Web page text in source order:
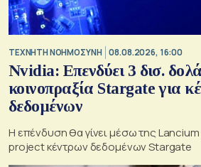
TΕΧΝΗΤΗ ΝΟΗΜΟΣΥΝΗ 08.08.2026, 16:00
Nvidia: Επενδύει 3 δισ.
κοινοπραξία Stargate για
δεδομένων
Η επένδυση θα γίνει μέσω της Lancium
project κέντρων δεδομένων Stargate